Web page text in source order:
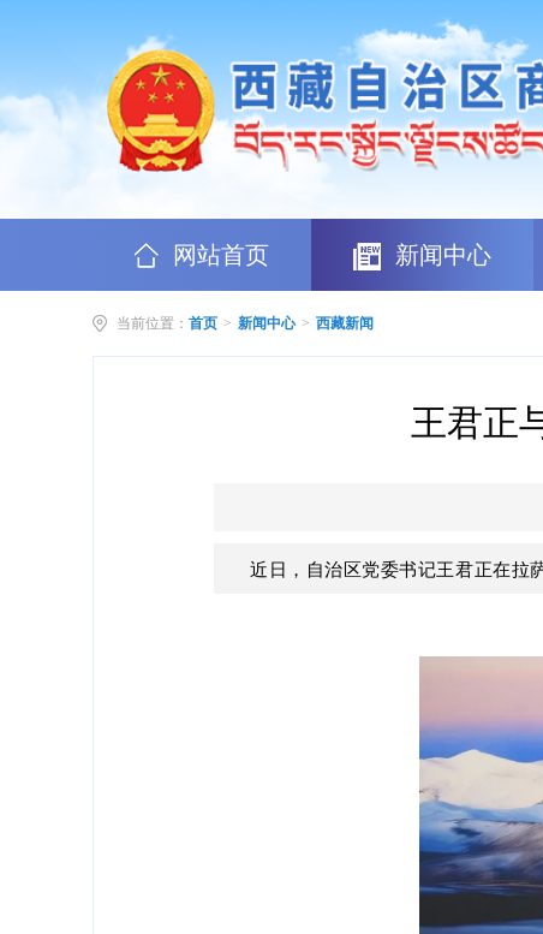
网站首页 新闻中心
当前位置： 首页 > 新闻中心 > 西藏新闻
王君正
近日，自治区党委书记王君正在拉